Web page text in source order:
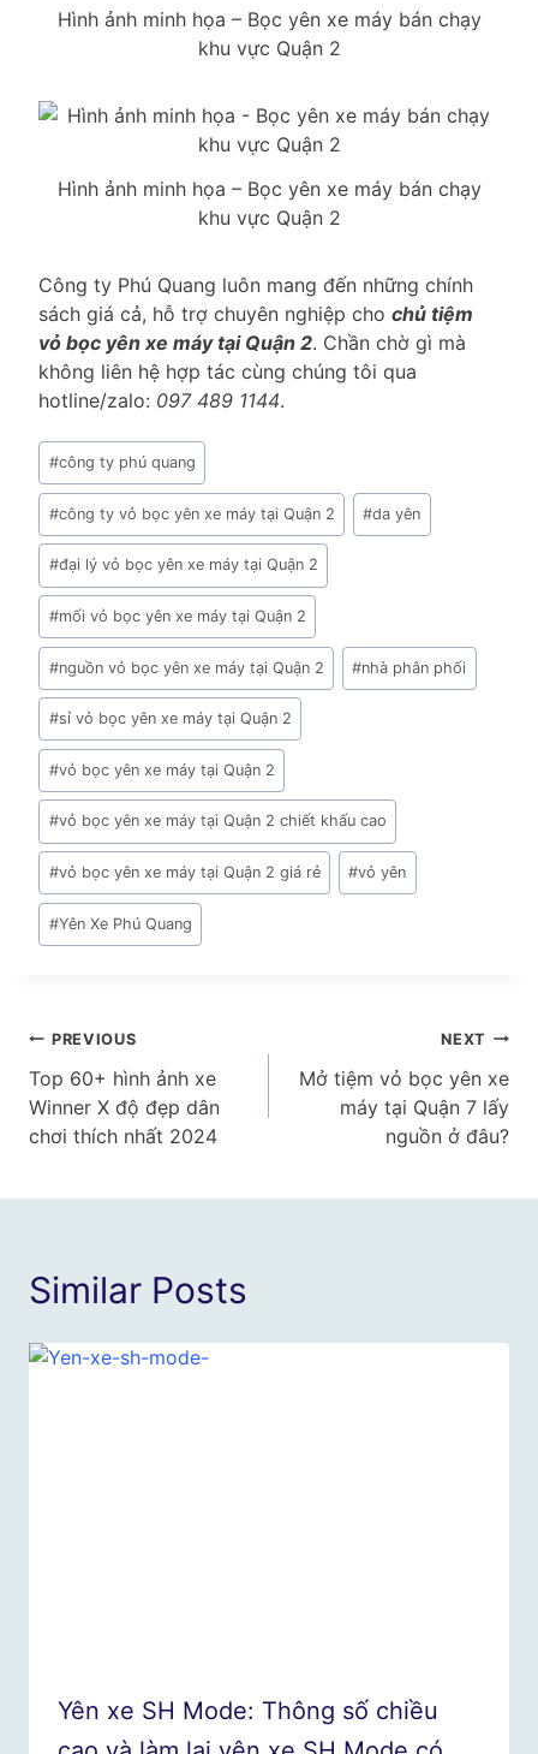
Hình ảnh minh họa – Bọc yên xe máy bán chạy
khu vực Quận 2
Hình ảnh minh họa – Bọc yên xe máy bán chạy
khu vực Quận 2
Công ty Phú Quang luôn mang đến những chính
sách giá cả, hỗ trợ chuyên nghiệp cho chủ tiệm
vỏ bọc yên xe máy tại Quận 2. Chần chờ gì mà
không liên hệ hợp tác cùng chúng tôi qua
hotline/zalo: 097 489 1144.
Post
Tags:
#công ty phú quang
#công ty vỏ bọc yên xe máy tại Quận 2 #da yên
#đại lý vỏ bọc yên xe máy tại Quận 2
#mối vỏ bọc yên xe máy tại Quận 2
#nguồn vỏ bọc yên xe máy tại Quận 2 #nhà phân phối
#sỉ vỏ bọc yên xe máy tại Quận 2
#vỏ bọc yên xe máy tại Quận 2
#vỏ bọc yên xe máy tại Quận 2 chiết khấu cao
#vỏ bọc yên xe máy tại Quận 2 giá rẻ #vỏ yên
#Yên Xe Phú Quang
Điều
hướng
bài
viết
PREVIOUS
Top 60+ hình ảnh xe
Winner X độ đẹp dân
chơi thích nhất 2024
NEXT
Mở tiệm vỏ bọc yên xe
máy tại Quận 7 lấy
nguồn ở đâu?
Similar Posts
Yên xe SH Mode: Thông số chiều